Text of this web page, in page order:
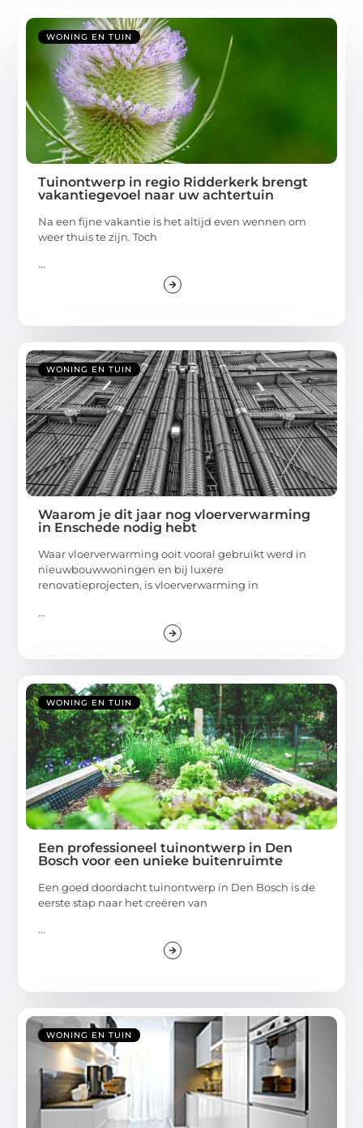
WONING EN TUIN
Tuinontwerp in regio Ridderkerk brengt
vakantiegevoel naar uw achtertuin
Na een fijne vakantie is het altijd even wennen om
weer thuis te zijn. Toch
...
WONING EN TUIN
Waarom je dit jaar nog vloerverwarming
in Enschede nodig hebt
Waar vloerverwarming ooit vooral gebruikt werd in
nieuwbouwwoningen en bij luxere
renovatieprojecten, is vloerverwarming in
...
WONING EN TUIN
Een professioneel tuinontwerp in Den
Bosch voor een unieke buitenruimte
Een goed doordacht tuinontwerp in Den Bosch is de
eerste stap naar het creëren van
...
WONING EN TUIN